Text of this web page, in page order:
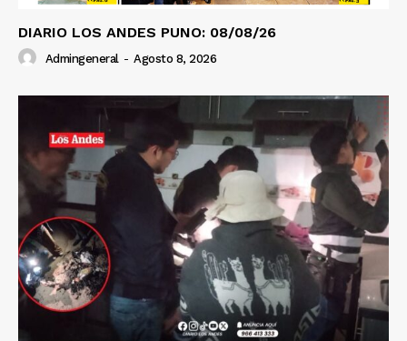
DIARIO LOS ANDES PUNO: 08/08/26
Admingeneral - Agosto 8, 2026